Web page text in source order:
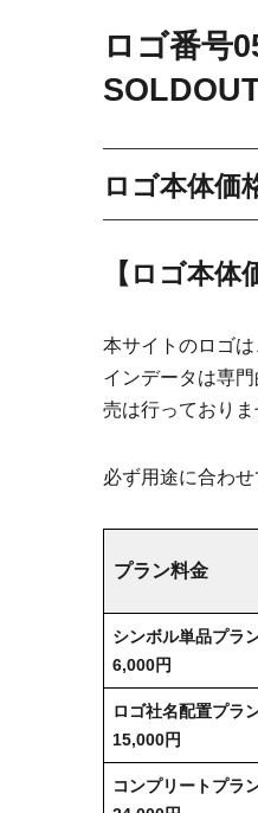
ロゴ番号
ロゴ本体価
【ロゴ本
本サイトのロゴ
インデータは専
売は行っておりま
必ず用途に合わ
プラン料金
シンボル単品プラン
6,000円
ロゴ社名配置プラン
15,000円
コンプリートプラン